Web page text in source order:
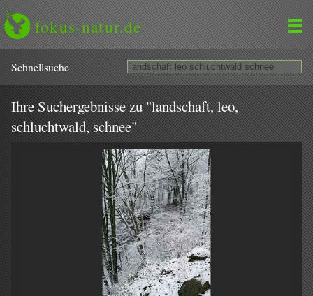
fokus-natur.de
Schnell­suche
Ihre Suchergebnisse zu "landschaft, leo,
schluchtwald, schnee"